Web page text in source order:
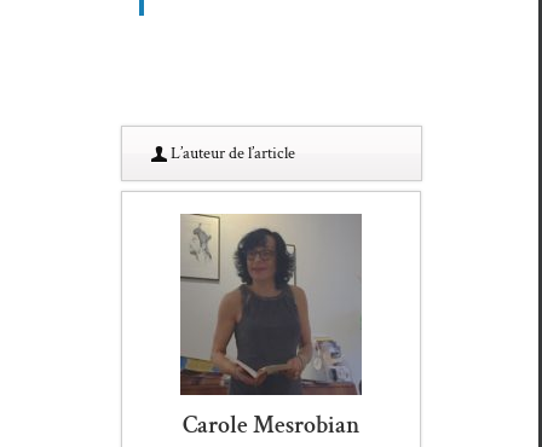
L’au­teur de l’article
Carole Mesrobian